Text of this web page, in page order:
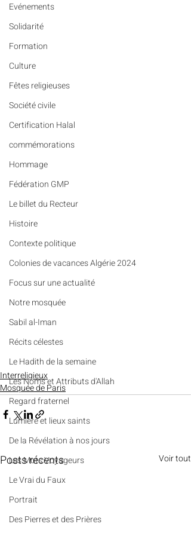
Evénements
Solidarité
Formation
Culture
Fêtes religieuses
Société civile
Certification Halal
commémorations
Hommage
Fédération GMP
Le billet du Recteur
Histoire
Contexte politique
Colonies de vacances Algérie 2024
​​Focus sur une actualité
Notre mosquée
Sabil al-Iman
Récits célestes
Le Hadith de la semaine
Les Noms et Attributs d'Allah
Regard fraternel
Lumière et lieux saints
De la Révélation à nos jours
Les Mots Voyageurs
Le Vrai du Faux
Portrait
Des Pierres et des Prières
Interreligieux
Mosquée de Paris
Posts récents Voir tout